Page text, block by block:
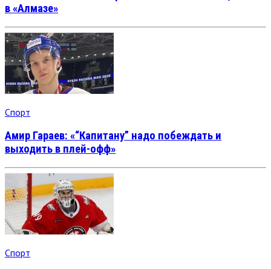
в «Алмазе»
Спорт
Амир Гараев: «“Капитану” надо побеждать и
выходить в плей-офф»
Спорт